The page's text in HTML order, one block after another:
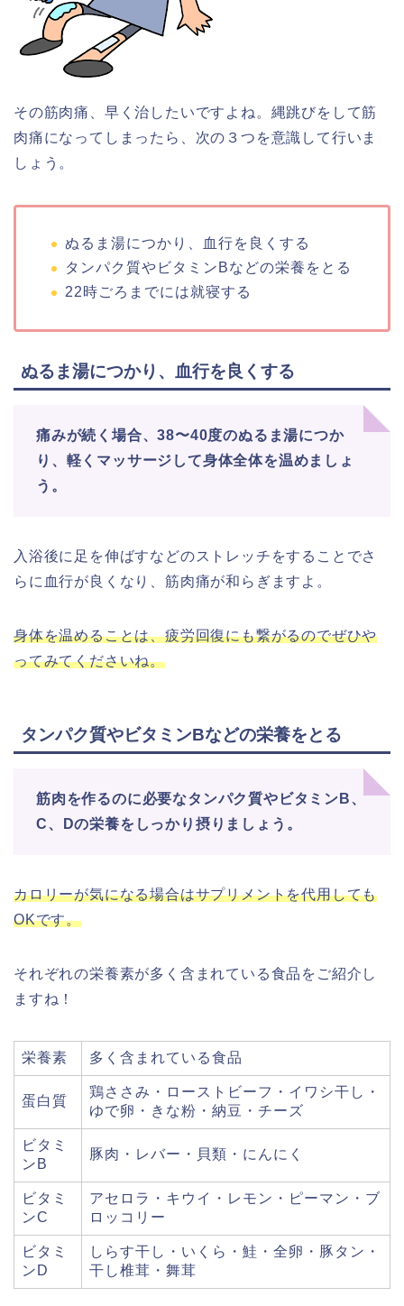
その筋肉痛、早く治したいですよね。縄跳びをして筋
肉痛になってしまったら、次の３つを意識して行いま
しょう。
ぬるま湯につかり、血行を良くする
タンパク質やビタミンBなどの栄養をとる
22時ごろまでには就寝する
ぬるま湯につかり、血行を良くする
痛みが続く場合、38〜40度のぬるま湯につか
り、軽くマッサージして身体全体を温めましょ
う。
入浴後に足を伸ばすなどのストレッチをすることでさ
らに血行が良くなり、筋肉痛が和らぎますよ。
身体を温めることは、疲労回復にも繋がるのでぜひや
ってみてくださいね。
タンパク質やビタミンBなどの栄養をとる
筋肉を作るのに必要なタンパク質やビタミンB、
C、Dの栄養をしっかり摂りましょう。
カロリーが気になる場合はサプリメントを代用しても
OKです。
それぞれの栄養素が多く含まれている食品をご紹介し
ますね！
栄養素 多く含まれている食品
蛋白質
鶏ささみ・ローストビーフ・イワシ干し・
ゆで卵・きな粉・納豆・チーズ
ビタミ
ンB
豚肉・レバー・貝類・にんにく
ビタミ
ンC
アセロラ・キウイ・レモン・ピーマン・ブ
ロッコリー
ビタミ
ンD
しらす干し・いくら・鮭・全卵・豚タン・
干し椎茸・舞茸